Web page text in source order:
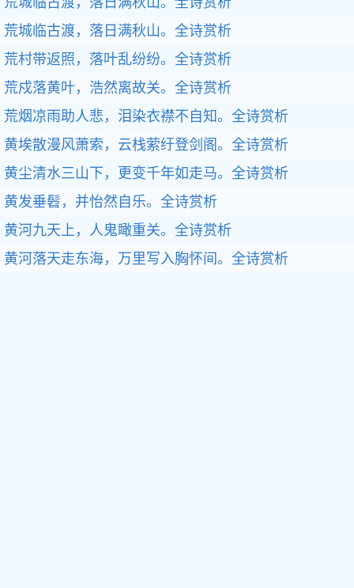
荒城临古渡，落日满秋山。全诗赏析
荒村带返照，落叶乱纷纷。全诗赏析
荒戍落黄叶，浩然离故关。全诗赏析
荒烟凉雨助人悲，泪染衣襟不自知。全诗赏析
黄埃散漫风萧索，云栈萦纡登剑阁。全诗赏析
黄尘清水三山下，更变千年如走马。全诗赏析
黄发垂髫，并怡然自乐。全诗赏析
黄河九天上，人鬼瞰重关。全诗赏析
黄河落天走东海，万里写入胸怀间。全诗赏析